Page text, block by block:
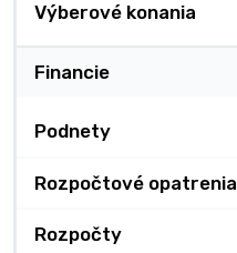
Výberové konania
Financie
Podnety
Rozpočtové opatrenia
Rozpočty